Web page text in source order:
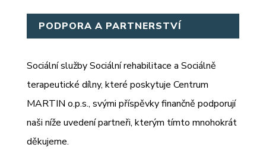
PODPORA A PARTNERSTVÍ
Sociální služby Sociální rehabilitace a Sociálně
terapeutické dílny, které poskytuje Centrum
MARTIN o.p.s., svými příspěvky finančně podporují
naši níže uvedení partneři, kterým tímto mnohokrát
děkujeme.